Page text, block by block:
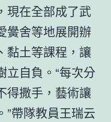
現在全部成了武
黌舍等地展開辦
黏土等課程，讓
立自負。“每次分
得撒手，藝術讓
”帶隊教員王瑞云